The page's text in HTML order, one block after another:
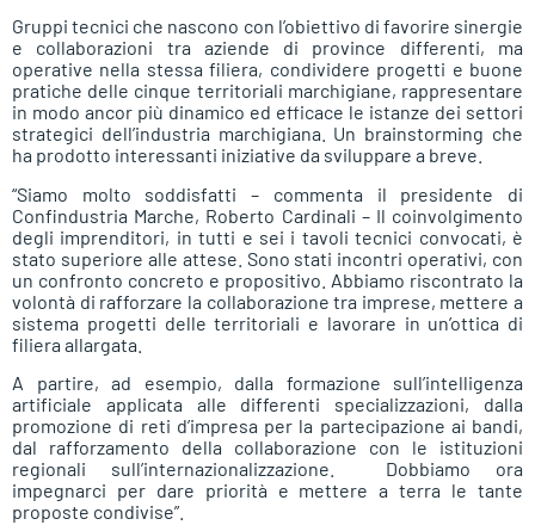
Gruppi tecnici che nascono con l’obiettivo di favorire sinergie
e collaborazioni tra aziende di province differenti, ma
operative nella stessa filiera, condividere progetti e buone
pratiche delle cinque territoriali marchigiane, rappresentare
in modo ancor più dinamico ed efficace le istanze dei settori
strategici dell’industria marchigiana. Un brainstorming che
ha prodotto interessanti iniziative da sviluppare a breve.
“Siamo molto soddisfatti – commenta il presidente di
Confindustria Marche, Roberto Cardinali – Il coinvolgimento
degli imprenditori, in tutti e sei i tavoli tecnici convocati, è
stato superiore alle attese. Sono stati incontri operativi, con
un confronto concreto e propositivo. Abbiamo riscontrato la
volontà di rafforzare la collaborazione tra imprese, mettere a
sistema progetti delle territoriali e lavorare in un’ottica di
filiera allargata.
A partire, ad esempio, dalla formazione sull’intelligenza
artificiale applicata alle differenti specializzazioni, dalla
promozione di reti d’impresa per la partecipazione ai bandi,
dal rafforzamento della collaborazione con le istituzioni
regionali sull’internazionalizzazione. Dobbiamo ora
impegnarci per dare priorità e mettere a terra le tante
proposte condivise”.